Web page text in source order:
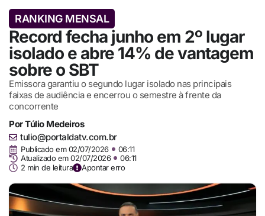
RANKING MENSAL
Record fecha junho em 2º lugar
isolado e abre 14% de vantagem
sobre o SBT
Emissora garantiu o segundo lugar isolado nas principais
faixas de audiência e encerrou o semestre à frente da
concorrente
PorTúlio Medeiros
tulio@portaldatv.com.br
Publicado em 02/07/2026
06:11
Atualizado em 02/07/2026
06:11
2 min de leitura
Apontar erro